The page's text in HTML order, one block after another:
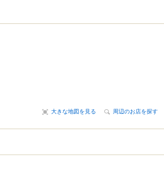
大きな地図を見る 周辺のお店を探す